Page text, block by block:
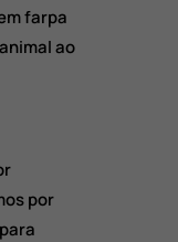
farpa
ao
por